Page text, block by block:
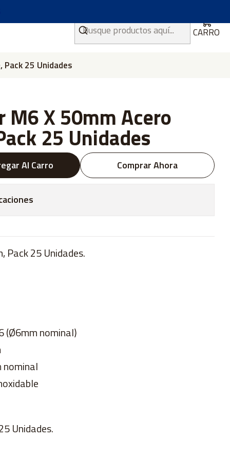
CARRO
Pack 25 Unidades
M6 X 50mm Acero
25 Unidades
Al Carro Comprar Ahora
Pack 25 Unidades.
(Ø6mm nominal)
nominal
Unidades.